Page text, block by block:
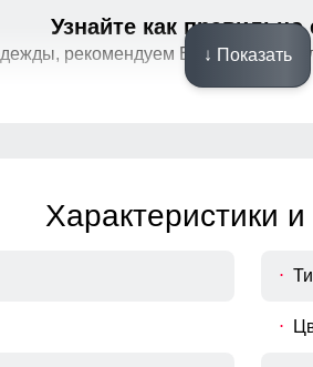
Фиксатор
Фиксатор служит для
Фиксатор служит для
Узнайте как правильно
рекомендуем Вам измерить
↓ Показать
Характеристики